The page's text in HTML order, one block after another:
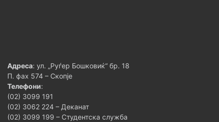
Адреса: ул. „Руѓер Бошковиќ“ бр. 18
П. фах 574 – Скопје
Телефони:
(02) 3099 191
(02) 3062 224 – Деканат
(02) 3099 199 – Студентска служба